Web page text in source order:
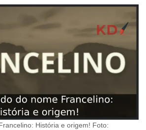
História e origem! Foto: